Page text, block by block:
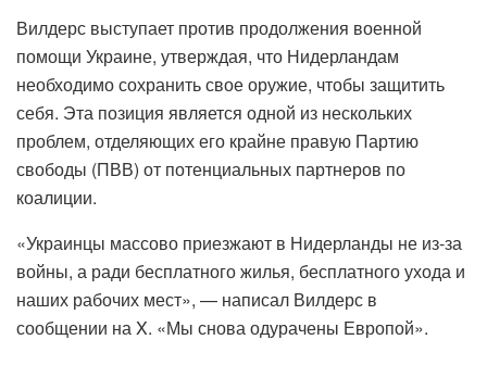
Вилдерс выступает против продолжения военной
помощи Украине, утверждая, что Нидерландам
необходимо сохранить свое оружие, чтобы защитить
себя. Эта позиция является одной из нескольких
проблем, отделяющих его крайне правую Партию
свободы (ПВВ) от потенциальных партнеров по
коалиции.
«Украинцы массово приезжают в Нидерланды не из-за
войны, а ради бесплатного жилья, бесплатного ухода и
наших рабочих мест», — написал Вилдерс в
сообщении на X. «Мы снова одурачены Европой».